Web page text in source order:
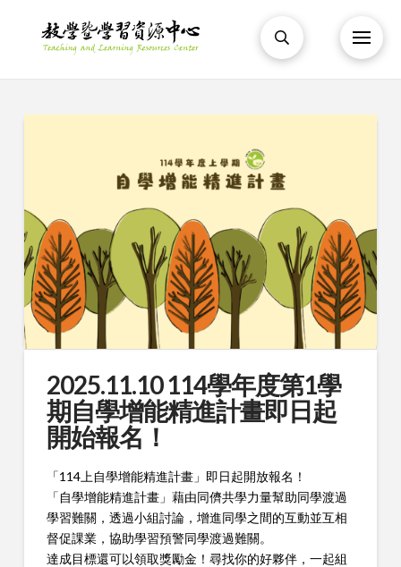
2025.11.10 114學年度第1學
期自學增能精進計畫即日起
開始報名！
「114上自學增能精進計畫」即日起開放報名！
「自學增能精進計畫」藉由同儕共學力量幫助同學渡過
學習難關，透過小組討論，增進同學之間的互動並互相
督促課業，協助學習預警同學渡過難關。
達成目標還可以領取獎勵金！尋找你的好夥伴，一起組